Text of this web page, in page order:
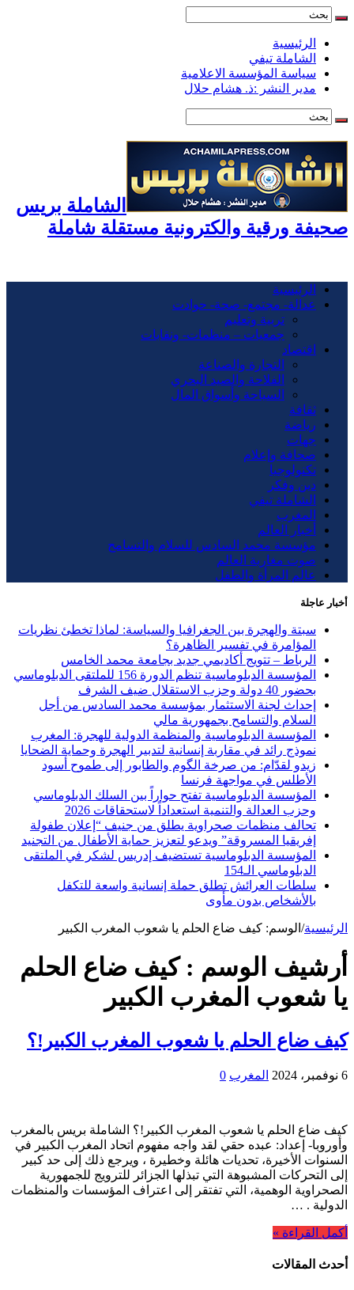
الرئيسية
الشاملة تيفي
سياسة المؤسسة الاعلامية
مدير النشر :ذ. هشام حلال
الشاملة بريس
صحيفة ورقية والكترونية مستقلة شاملة
الرئيسية
عدالة- مجتمع- صحة- حوادت
تربية وتعليم
جمعيات – منظمات- ونقابات
اقتصاد
التجارة والصناعة
الفلاحة والصيد البحري
السياحة وأسواق المال
ثقافة
رياضة
جهات
صحافة وإعلام
تكنولوجيا
دين وفكر
الشاملة تيفي
المغرب
أخبار العالم
مؤسسة محمد السادس للسلام والتسامح
صوت مغاربة العالم
عالم المرأة والطفل
أخبار عاجلة
سبتة والهجرة بين الجغرافيا والسياسة: لماذا تخطئ نظريات
المؤامرة في تفسير الظاهرة؟
الرباط – تتويج أكاديمي جديد بجامعة محمد الخامس
المؤسسة الدبلوماسية تنظم الدورة 156 للملتقى الدبلوماسي
بحضور 40 دولة وحزب الاستقلال ضيف الشرف
إحداث لجنة الاستثمار بمؤسسة محمد السادس من أجل
السلام والتسامح بجمهورية مالي
المؤسسة الدبلوماسية والمنظمة الدولية للهجرة: المغرب
نموذج رائد في مقاربة إنسانية لتدبير الهجرة وحماية الضحايا
زيدو لقدّام: من صرخة الگوم والطابور إلى طموح أسود
الأطلس في مواجهة فرنسا
المؤسسة الدبلوماسية تفتح حواراً بين السلك الدبلوماسي
وحزب العدالة والتنمية استعداداً لاستحقاقات 2026
تحالف منظمات صحراوية يطلق من جنيف “إعلان طفولة
إفريقيا المسروقة” ويدعو لتعزيز حماية الأطفال من التجنيد
المؤسسة الدبلوماسية تستضيف إدريس لشكر في الملتقى
الدبلوماسي الـ154
سلطات العرائش تطلق حملة إنسانية واسعة للتكفل
بالأشخاص بدون مأوى
الرئيسية/ الوسم: كيف ضاع الحلم يا شعوب المغرب الكبير
أرشيف الوسم :كيف ضاع الحلم
يا شعوب المغرب الكبير
كيف ضاع الحلم يا شعوب المغرب الكبير!؟
6 نوفمبر، 2024 المغرب 0
كيف ضاع الحلم يا شعوب المغرب الكبير!؟ الشاملة بريس بالمغرب
وأوروبا- إعداد: عبده حقي لقد واجه مفهوم اتحاد المغرب الكبير في
السنوات الأخيرة، تحديات هائلة وخطيرة ، ويرجع ذلك إلى حد كبير
إلى التحركات المشبوهة التي تبذلها الجزائر للترويج للجمهورية
الصحراوية الوهمية، التي تفتقر إلى اعتراف المؤسسات والمنظمات
الدولية . …
أكمل القراءة »
أحدث المقالات